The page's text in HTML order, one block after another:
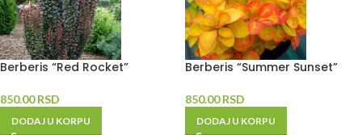
Berberis “Red Rocket”
850.00RSD
DODAJ U KORPU
Berberis “Summer Sunset”
850.00RSD
DODAJ U KORPU